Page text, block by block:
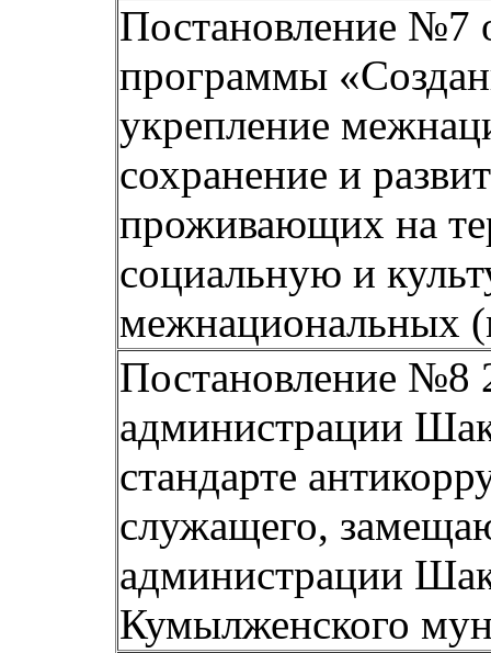
Постановление №7
программы
укрепление
сохранение и
проживающих на
социальную и
межнациональных
Постановление №8
администрации
стандарте
служащего,
администрации
Кумылженского